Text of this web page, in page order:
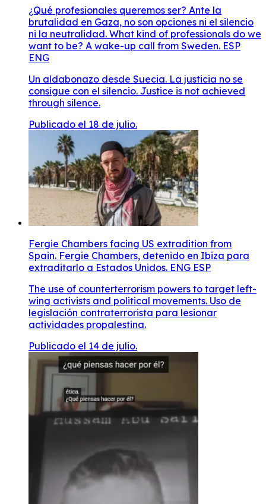
¿Qué profesionales queremos ser? Ante la
brutalidad en Gaza, no son opciones ni el silencio
ni la neutralidad. What kind of professionals do we
want to be? A wake-up call from Sweden. ESP
ENG
Un aldabonazo desde Suecia. La justicia no se
consigue con el silencio. Justice is not achieved
through silence.
Publicado el 18 de julio.
Fergie Chambers facing US extradition from
Spain. Fergie Chambers, detenido en Ibiza para
extraditarlo a Estados Unidos. ENG ESP
The use of counterterrorism powers to target left-
wing activists and political movements. Uso de
legislación contraterrorista para lesionar
actividades propalestina.
Publicado el 14 de julio.